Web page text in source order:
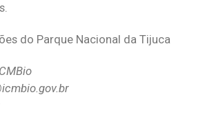
do Parque Nacional da Tijuca